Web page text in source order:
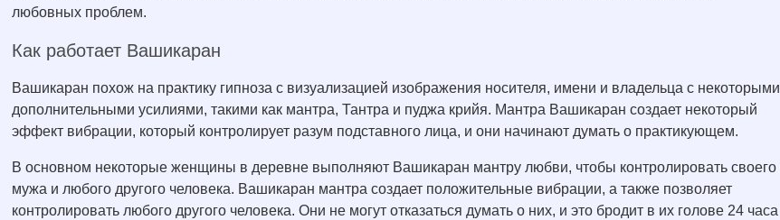
любовных проблем.
Как работает Вашикаран
Вашикаран похож на практику гипноза с визуализацией изображения носителя, имени и владельца с некоторыми
дополнительными усилиями, такими как мантра, Тантра и пуджа крийя. Мантра Вашикаран создает некоторый
эффект вибрации, который контролирует разум подставного лица, и они начинают думать о практикующем.
В основном некоторые женщины в деревне выполняют Вашикаран мантру любви, чтобы контролировать своего
мужа и любого другого человека. Вашикаран мантра создает положительные вибрации, а также позволяет
контролировать любого другого человека. Они не могут отказаться думать о них, и это бродит в их голове 24 часа